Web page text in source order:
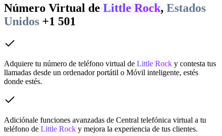
Número Virtual de Little Rock, Estados
Unidos +1 501
Adquiere tu número de teléfono virtual de Little Rock y contesta tus
llamadas desde un ordenador portátil o Móvil inteligente, estés
donde estés.
Adiciónale funciones avanzadas de Central telefónica virtual a tu
teléfono de Little Rock y mejora la experiencia de tus clientes.